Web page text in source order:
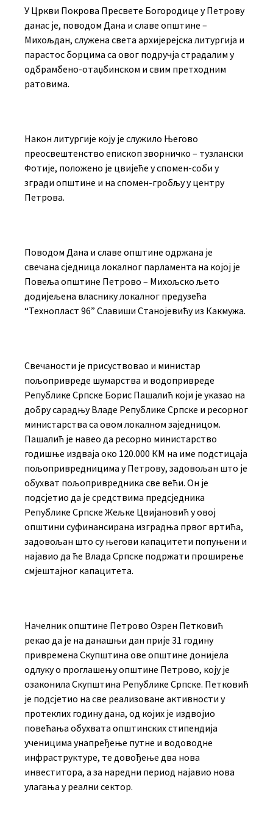
У Цркви Покрова Пресвете Богородице у Петрову
данас је, поводом Дана и славе општине –
Михољдан, служена света архијерејска литургија и
парастос борцима са овог подручја страдалим у
одбрамбено-отаџбинском и свим претходним
ратовима.
Након литургије коју је служило Његово
преосвештенство епископ зворничко – тузлански
Фотије, положено је цвијеће у спомен-соби у
згради општине и на спомен-гробљу у центру
Петрова.
Поводом Дана и славе општине одржана је
свечана сједница локалног парламента на којој је
Повеља општине Петрово – Михољско љето
додијељена власнику локалног предузећа
“Технопласт 96” Славиши Станојевићу из Какмужа.
Свечаности је присуствовао и министар
пољопривреде шумарства и водопривреде
Републике Српске Борис Пашалић који је указао на
добру сарадњу Владе Републике Српске и ресорног
министарства са овом локалном заједницом.
Пашалић је навео да ресорно министарство
годишње издваја око 120.000 КМ на име подстицаја
пољопривредницима у Петрову, задовољан што је
обухват пољопривредника све већи. Он је
подсјетио да је средствима предсједника
Републике Српске Жељке Цвијановић у овој
општини суфинансирана изградња првог вртића,
задовољан што су његови капацитети попуњени и
најавио да ће Влада Српске подржати проширење
смјештајног капацитета.
Начелник општине Петрово Озрен Петковић
рекао да је на данашњи дан прије 31 годину
привремена Скупштина ове општине донијела
одлуку о проглашењу општине Петрово, коју је
озаконила Скупштина Републике Српске. Петковић
је подсјетио на све реализоване активности у
протеклих годину дана, од којих је издвојио
повећања обухвата општинских стипендија
ученицима унапређење путне и водоводне
инфраструктуре, те довођење два нова
инвеститора, а за наредни период најавио нова
улагања у реални сектор.